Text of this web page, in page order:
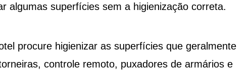
algumas superfícies sem a higienização correta.
procure higienizar as superfícies que geralmente
controle remoto, puxadores de armários e